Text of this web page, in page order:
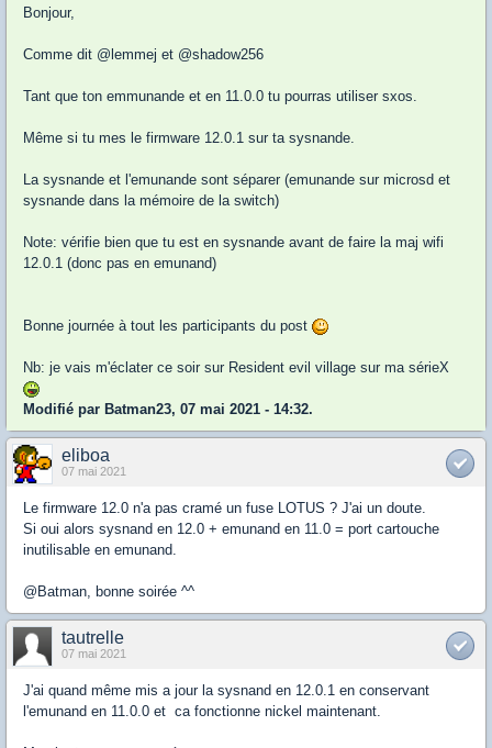
Bonjour,
Comme dit @lemmej et @shadow256
Tant que ton emmunande et en 11.0.0 tu pourras utiliser sxos.
Même si tu mes le firmware 12.0.1 sur ta sysnande.
La sysnande et l'emunande sont séparer (emunande sur microsd et
sysnande dans la mémoire de la switch)
Note: vérifie bien que tu est en sysnande avant de faire la maj wifi
12.0.1 (donc pas en emunand)
Bonne journée à tout les participants du post
Nb: je vais m'éclater ce soir sur Resident evil village sur ma sérieX
Modifié par Batman23, 07 mai 2021 - 14:32.
eliboa
07 mai 2021
Le firmware 12.0 n'a pas cramé un fuse LOTUS ? J'ai un doute.
Si oui alors sysnand en 12.0 + emunand en 11.0 = port cartouche
inutilisable en emunand.
@Batman, bonne soirée ^^
tautrelle
07 mai 2021
J'ai quand même mis a jour la sysnand en 12.0.1 en conservant
l'emunand en 11.0.0 et ca fonctionne nickel maintenant.